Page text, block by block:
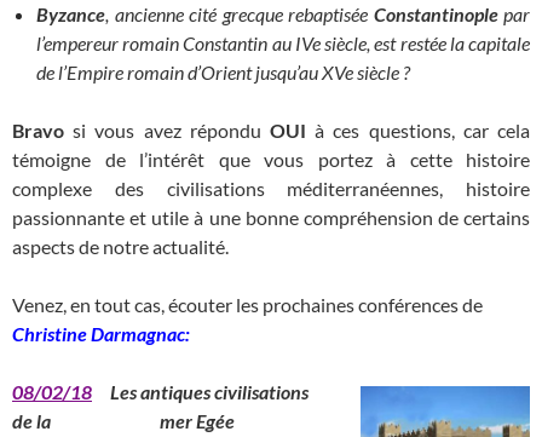
Byzance, ancienne cité grecque rebaptisée Constantinoplepar
l’empereur romain Constantin au IVe siècle, est restée la capitale
de l’Empire romain d’Orient jusqu’au XVe siècle ?
Bravo si vous avez répondu OUI à ces questions, car cela
témoigne de l’intérêt que vous portez à cette histoire
complexe des civilisations méditerranéennes, histoire
passionnante et utile à une bonne compréhension de certains
aspects de notre actualité.
Venez, en tout cas, écouter les prochaines conférences de
Christine Darmagnac:
08/02/18 Les antiquescivilisations
de la
mer Egée